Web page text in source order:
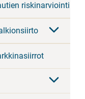
riskinarviointi